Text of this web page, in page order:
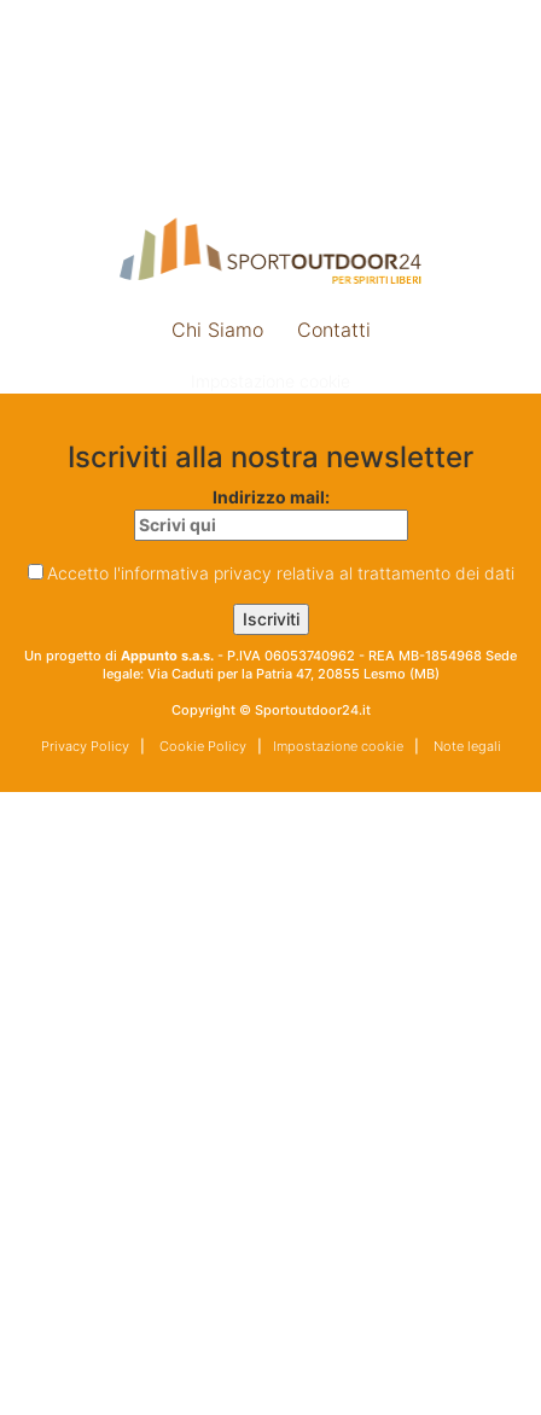
Chi Siamo Contatti
Iscriviti alla nostra newsletter
Indirizzo mail:
Accetto l'informativa privacy relativa al trattamento dei dati
Un progetto di Appunto s.a.s. - P.IVA 06053740962 - REA MB-1854968 Sede
legale: Via Caduti per la Patria 47, 20855 Lesmo (MB)
Copyright © Sportoutdoor24.it
Privacy Policy| Cookie Policy| Impostazione cookie| Note legali